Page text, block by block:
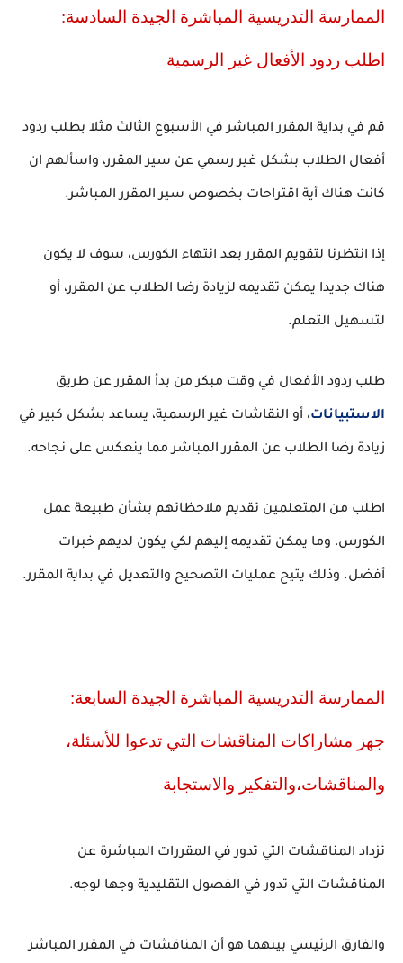
الممارسة التدريسية المباشرة الجيدة السادسة:
اطلب ردود الأفعال غير الرسمية
قم في بداية المقرر المباشر في الأسبوع الثالث مثلا بطلب ردود
أفعال الطلاب بشكل غير رسمي عن سير المقرر، واسألهم ان
كانت هناك أية اقتراحات بخصوص سير المقرر المباشر.
إذا انتظرنا لتقويم المقرر بعد انتهاء الكورس، سوف لا يكون
هناك جديدا يمكن تقديمه لزيادة رضا الطلاب عن المقرر، أو
لتسهيل التعلم.
طلب ردود الأفعال في وقت مبكر من بدأ المقرر عن طريق
الاستبيانات، أو النقاشات غير الرسمية، يساعد بشكل كبير في
زيادة رضا الطلاب عن المقرر المباشر مما ينعكس على نجاحه.
اطلب من المتعلمين تقديم ملاحظاتهم بشأن طبيعة عمل
الكورس، وما يمكن تقديمه إليهم لكي يكون لديهم خبرات
أفضل. وذلك يتيح عمليات التصحيح والتعديل في بداية المقرر.
الممارسة التدريسية المباشرة الجيدة السابعة:
جهز مشاراكات المناقشات التي تدعوا للأسئلة،
والمناقشات،والتفكير والاستجابة
تزداد المناقشات التي تدور في المقررات المباشرة عن
المناقشات التي تدور في الفصول التقليدية وجها لوجه.
والفارق الرئيسي بينهما هو أن المناقشات في المقرر المباشر